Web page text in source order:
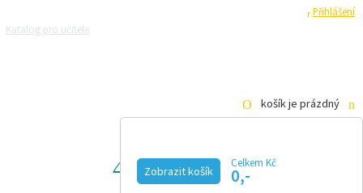
Přihlášení
Katalog pro učitele
košík je prázdný
Zobrazit košík
Celkem Kč
0,-
BIOLOG